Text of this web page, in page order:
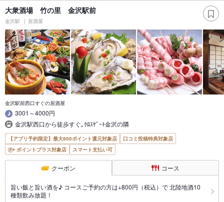
大衆酒場 竹の里 金沢駅前
金沢駅 居酒屋
金沢駅前西口すぐの居酒屋
3001～4000円
金沢駅西口から徒歩すぐ｡ｸﾛｽｹﾞｰﾄ金沢の隣
【アプリ予約限定】最大800ポイント還元対象店
口コミ投稿特典対象店
ポイントプラス対象店
スマート支払い可
クーポン コース
旨い飯と旨い酒を♪ コースご予約の方は+800円（税込）で 北陸地酒10
種類飲み放題！